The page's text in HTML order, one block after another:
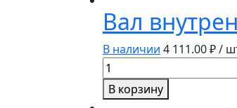
тяг
70-
4605026
Master
Part
Вал
В наличии 4 111.00₽ /
Количество
товара
Вал
В корзину